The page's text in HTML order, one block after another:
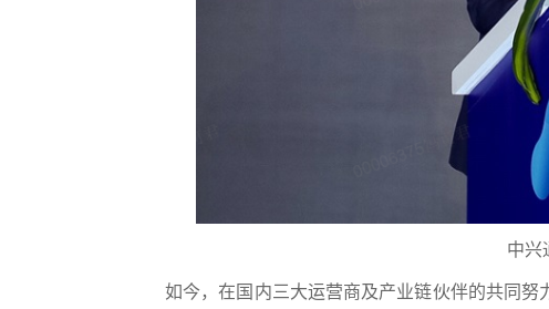
中兴
如今，在国内三大运营商及产业链伙伴的共同